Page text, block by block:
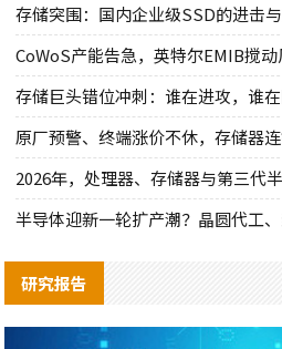
存储突围：国内企业级SSD的进击
CoWoS产能告急，英特尔EMIB搅动
存储巨头错位冲刺：谁在进攻，谁在
原厂预警、终端涨价不休，存储器
2026年，处理器、存储器与第三代
半导体迎新一轮扩产潮？晶圆代工
研究报告